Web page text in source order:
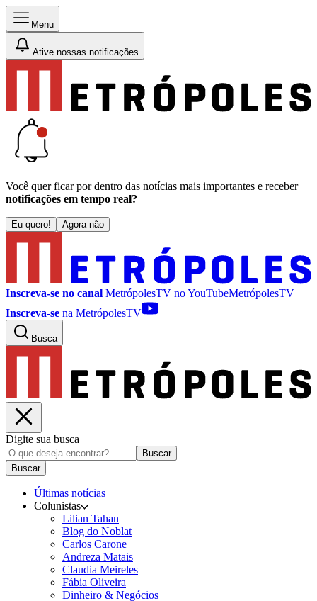
Menu
Ative nossas notificações
Você quer ficar por dentro das notícias mais importantes e receber
notificações em tempo real?
Eu quero! Agora não
Inscreva-se no canal MetrópolesTV noYouTubeMetrópolesTV
Inscreva-se na MetrópolesTV
Busca
Digite sua busca
Buscar
Buscar
Últimas notícias
Colunistas
Lilian Tahan
Blog do Noblat
Carlos Carone
Andreza Matais
Claudia Meireles
Fábia Oliveira
Dinheiro & Negócios